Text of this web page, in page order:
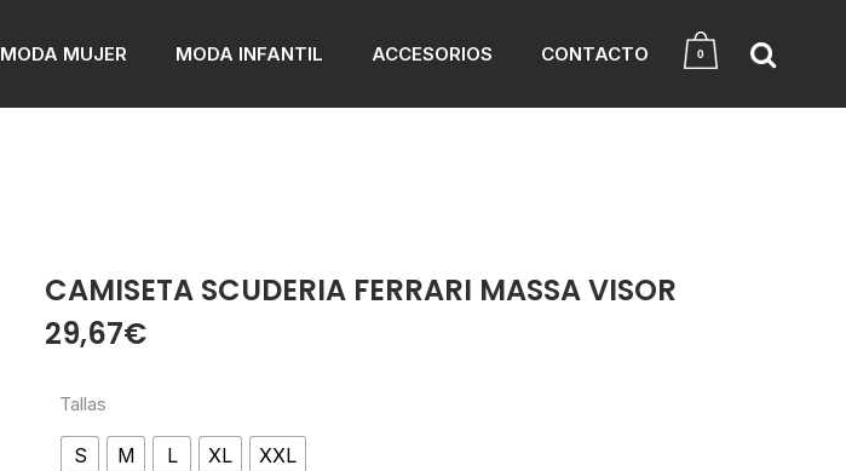
0
MODA MUJER MODA INFANTIL ACCESORIOS CONTACTO
CAMISETA SCUDERIA FERRARI MASSA VISOR
29,67€
Tallas
S M L XL XXL